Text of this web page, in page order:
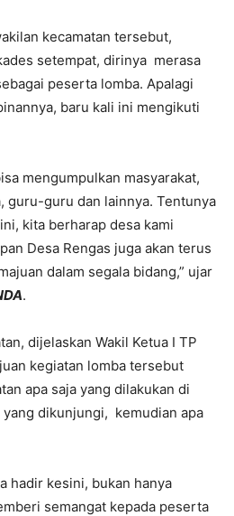
kecamatan tersebut,
setempat, dirinya merasa
peserta lomba. Apalagi
baru kali ini mengikuti
mengumpulkan masyarakat,
guru-guru dan lainnya. Tentunya
kita berharap desa kami
Desa Rengas juga akan terus
dalam segala bidang,” ujar
.
dijelaskan Wakil Ketua I TP
kegiatan lomba tersebut
apa saja yang dilakukan di
yang dikunjungi, kemudian apa
hadir kesini, bukan hanya
semangat kepada peserta